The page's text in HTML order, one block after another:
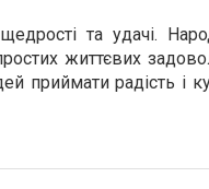
та удачі.
життєвих
приймати радість і